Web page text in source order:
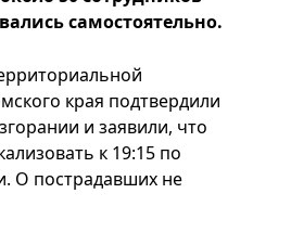
самостоятельно.
края подтвердили
и заявили, что
к 19:15 по
О пострадавших не